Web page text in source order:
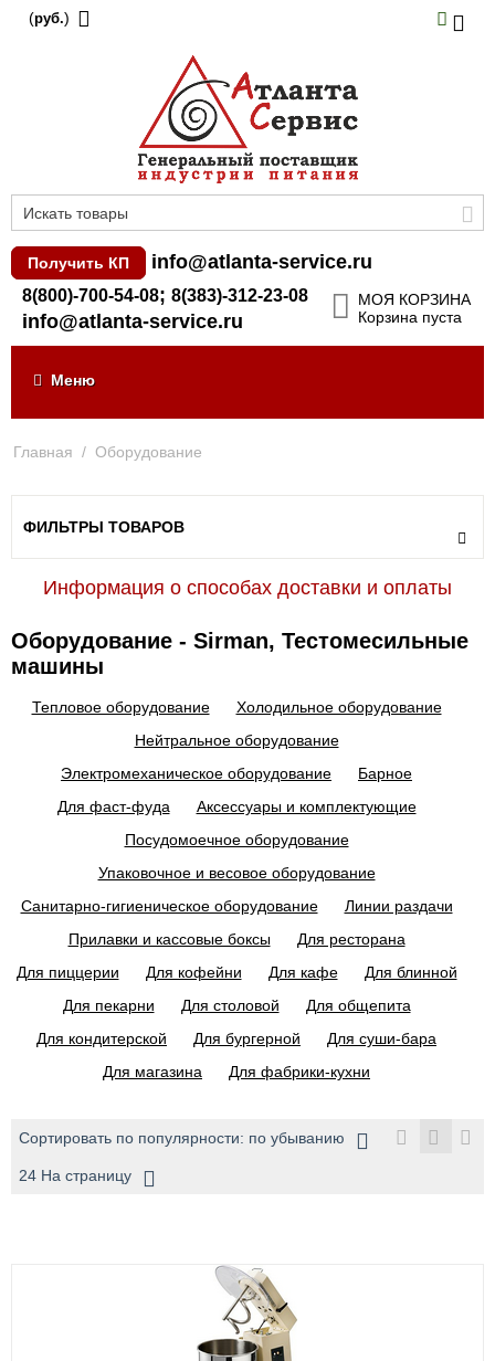
(руб.)
Получить КП info@atlanta-service.ru
8(800)-700-54-08; 8(383)-312-23-08
info@atlanta-service.ru
МОЯ КОРЗИНА
Корзина пуста
Меню
Главная / Оборудование
ФИЛЬТРЫ ТОВАРОВ
Информация о способах доставки и оплаты
Оборудование - Sirman, Тестомесильные
машины
Тепловое оборудование
Холодильное оборудование
Нейтральное оборудование
Электромеханическое оборудование
Барное
Для фаст-фуда
Аксессуары и комплектующие
Посудомоечное оборудование
Упаковочное и весовое оборудование
Санитарно-гигиеническое оборудование
Линии раздачи
Прилавки и кассовые боксы
Для ресторана
Для пиццерии
Для кофейни Для кафе
Для блинной
Для пекарни
Для столовой
Для общепита
Для кондитерской
Для бургерной
Для суши-бара
Для магазина
Для фабрики-кухни
Сортировать по популярности: по убыванию
24 На страницу